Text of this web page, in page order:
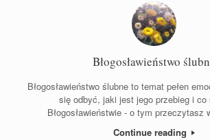
Błogosławieństwo
Błogosławieństwo ślubne to temat pełen
się odbyć, jaki jest jego przebieg i co
Błogosławieństwie - o tym przeczytasz
Continue reading